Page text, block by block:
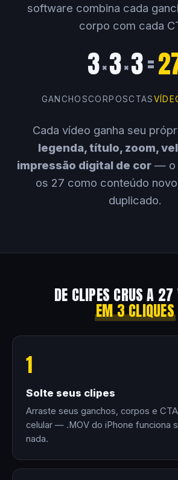
software combina cada
corpo com cada
3×3×3=
GANCHOSCORPOSCTAS
Cada vídeo ganha seu
legenda, título, zoom,
impressão digital de cor — o
os 27 como conteúdo
duplicado.
DE CLIPES CRUS A 27
EM 3 CLIQUES
1
Solte seus clipes
Arraste seus ganchos, corpos e
celular — .MOV do iPhone funciona
nada.